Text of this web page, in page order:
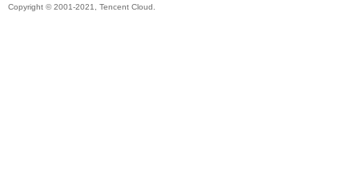
Copyright © 2001-2021, Tencent Cloud.